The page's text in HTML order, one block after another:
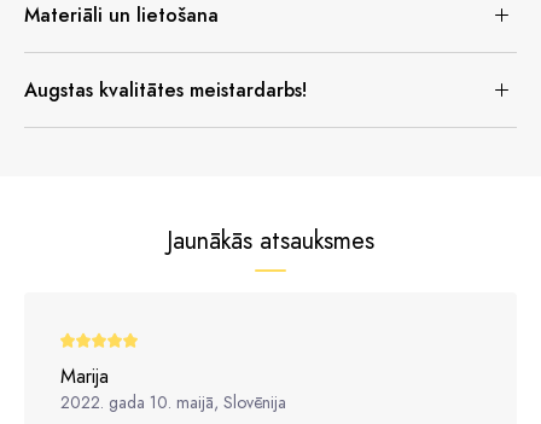
Materiāli un lietošana
Augstas kvalitātes meistardarbs!
Jaunākās atsauksmes
Marija
2022. gada 10. maijā, Slovēnija